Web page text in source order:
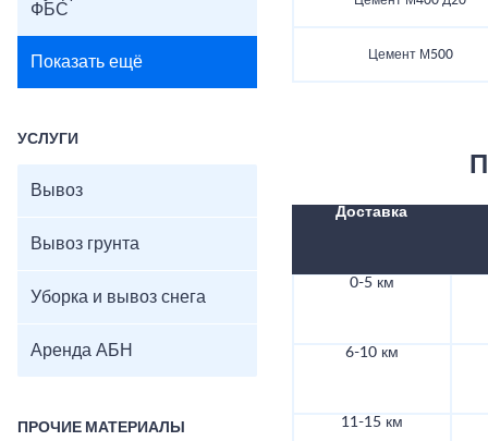
ФБС
Показать ещё
УСЛУГИ
Вывоз
Вывоз грунта
Уборка и вывоз снега
Аренда АБН
ПРОЧИЕ МАТЕРИАЛЫ
Цемент М500
Доставка
0-5 км
6-10 км
11-15 км